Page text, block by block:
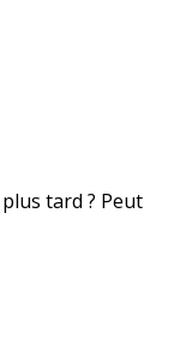
tard ? Peut